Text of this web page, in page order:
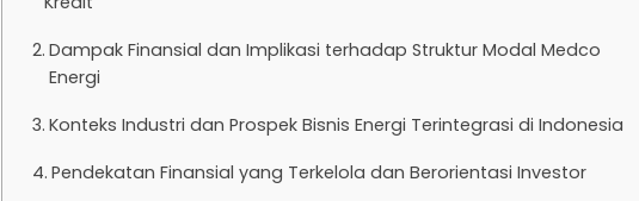
Dampak Finansial dan Implikasi terhadap Struktur Modal Medco
Energi
Konteks Industri dan Prospek Bisnis Energi Terintegrasi di Indonesia
Pendekatan Finansial yang Terkelola dan Berorientasi Investor